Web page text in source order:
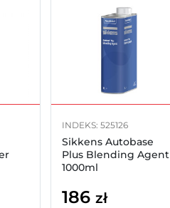
INDEKS: 525126
Sikkens Autobase
Plus Blending Agent
1000ml
186 zł